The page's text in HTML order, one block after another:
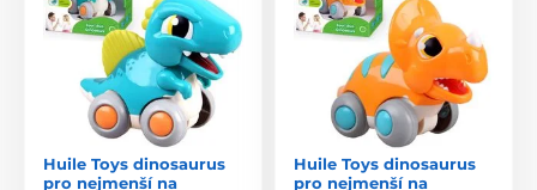
Huile Toys dinosaurus
pro nejmenší na
Huile Toys dinosaurus
pro nejmenší na